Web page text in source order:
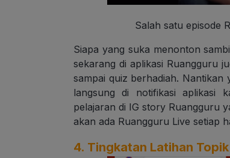
Salah satu episode
Siapa yang suka menonton
sekarang di aplikasi Ruangguru
sampai quiz berhadiah. Nantikan
langsung di notifikasi aplikasi
pelajaran di IG story Ruangguru
akan ada Ruangguru Live setiap
4. Tingkatan Latihan Topik